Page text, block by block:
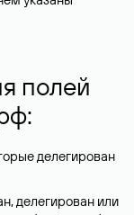
полей
делегирован
делегирован или